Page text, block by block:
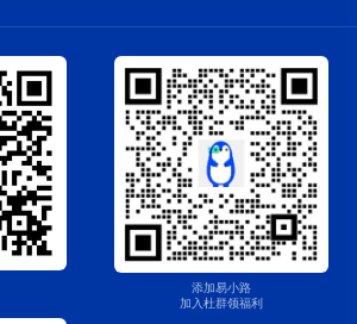
添加易小路
加入杜群领福利